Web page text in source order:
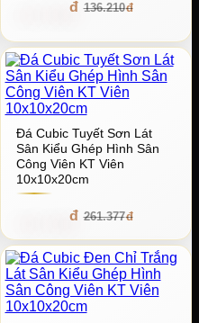
136.210
Đá Cubic Tuyết Sơn Lát
Sân Kiểu Ghép Hình Sân
Công Viên KT Viên
10x10x20cm
261.377